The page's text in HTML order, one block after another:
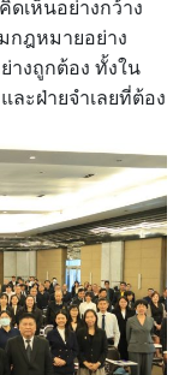
เห็นอย่างกว้าง
กฎหมายอย่าง
างถูกต้อง ทั้งใน
ละฝ่ายจำเลยที่ต้อง